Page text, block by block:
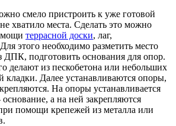
смело пристроить к уже готовой
хватило места. Сделать это можно
террасной доски, лаг,
этого необходимо разметить место
ДПК, подготовить основания для опор.
делают из пескобетона или небольших
кладки. Далее устанавливаются опоры,
На опоры устанавливается
основание, а на ней закрепляются
помощи крепежей из металла или